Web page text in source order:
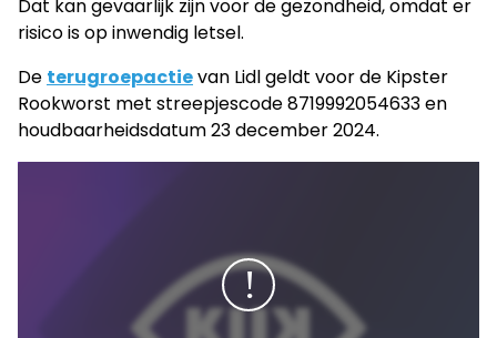
Dat kan gevaarlijk zijn voor de gezondheid, omdat er
risico is op inwendig letsel.
De terugroepactievan Lidl geldt voor de Kipster
Rookworst met streepjescode 8719992054633 en
houdbaarheidsdatum 23 december 2024.